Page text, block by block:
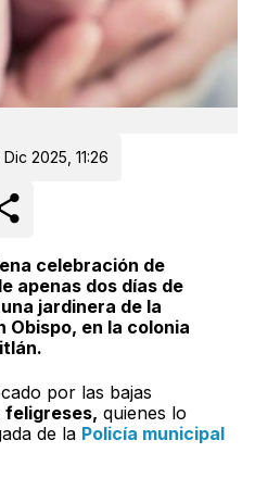
2025, 11:26
celebración de
apenas dos días de
jardinera de la
Obispo, en la colonia
por las bajas
feligreses, quienes lo
de la Policía municipal